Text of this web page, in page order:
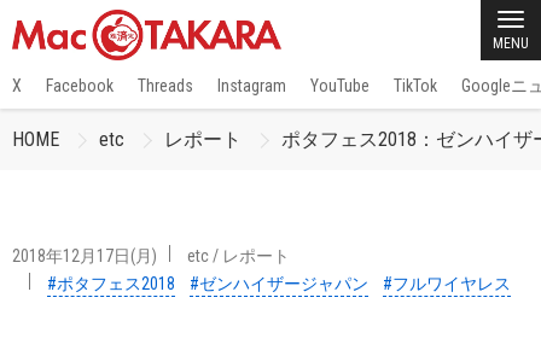
MENU
X Facebook Threads Instagram YouTube TikTok Googleニ
HOME etc レポート ポタフェス2018：ゼンハイザ
2018年12月17日(月) etc/ レポート
#ポタフェス2018
#ゼンハイザージャパン #フルワイヤレス